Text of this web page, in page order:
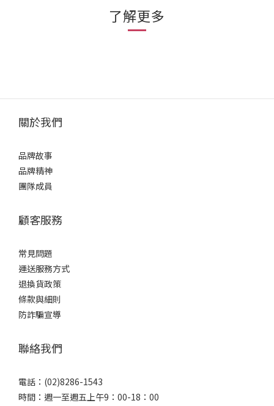
了解更多
關於我們
品牌故事
品牌精神
團隊成員
顧客服務
常見問題
運送服務方式
退換貨政策
條款與細則
防詐騙宣導
聯絡我們
電話：(02)8286-1543
時間：週一至週五上午9：00-18：00